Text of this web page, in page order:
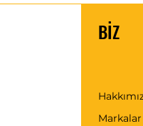
BİZ
Markalar